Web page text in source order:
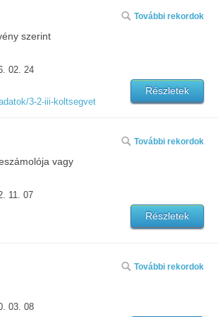
További rekordok
szerint
02. 24
3-2-iii-koltsegvetes-vegrehajtasarol-keszitett-
Részletek
További rekordok
vagy
11. 07
Részletek
További rekordok
03. 08